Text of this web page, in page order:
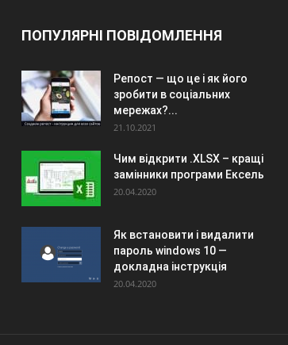
ПОПУЛЯРНІ ПОВІДОМЛЕННЯ
Репост — що це і як його
зробити в соціальних
мережах?...
21.10.2021
Чим відкрити .XLSX – кращі
замінники програми Ексель
20.04.2020
Як встановити і видалити
пароль windows 10 —
докладна інструкція
20.04.2020